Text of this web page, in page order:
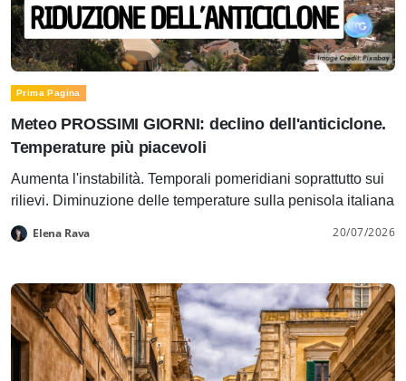
Prima Pagina
Meteo PROSSIMI GIORNI: declino dell'anticiclone.
Temperature più piacevoli
Aumenta l'instabilità. Temporali pomeridiani soprattutto sui
rilievi. Diminuzione delle temperature sulla penisola italiana
Elena Rava 20/07/2026